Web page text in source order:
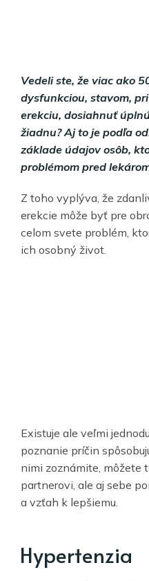
Vedeli ste, že viac ako
dysfunkciou, stavom,
erekciu, dosiahnuť
žiadnu? Aj to je podľa
základe údajov osôb,
problémom pred
Z toho vyplýva, že
erekcie môže byť pre
celom svete problém,
ich osobný život.
Existuje ale veľmi
poznanie príčin
nimi zoznámite, môžete
partnerovi, ale aj sebe
a vzťah k lepšiemu.
Hypertenzia